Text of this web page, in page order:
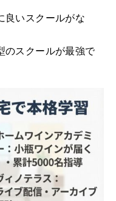
良いスクールがな
のスクールが最強で